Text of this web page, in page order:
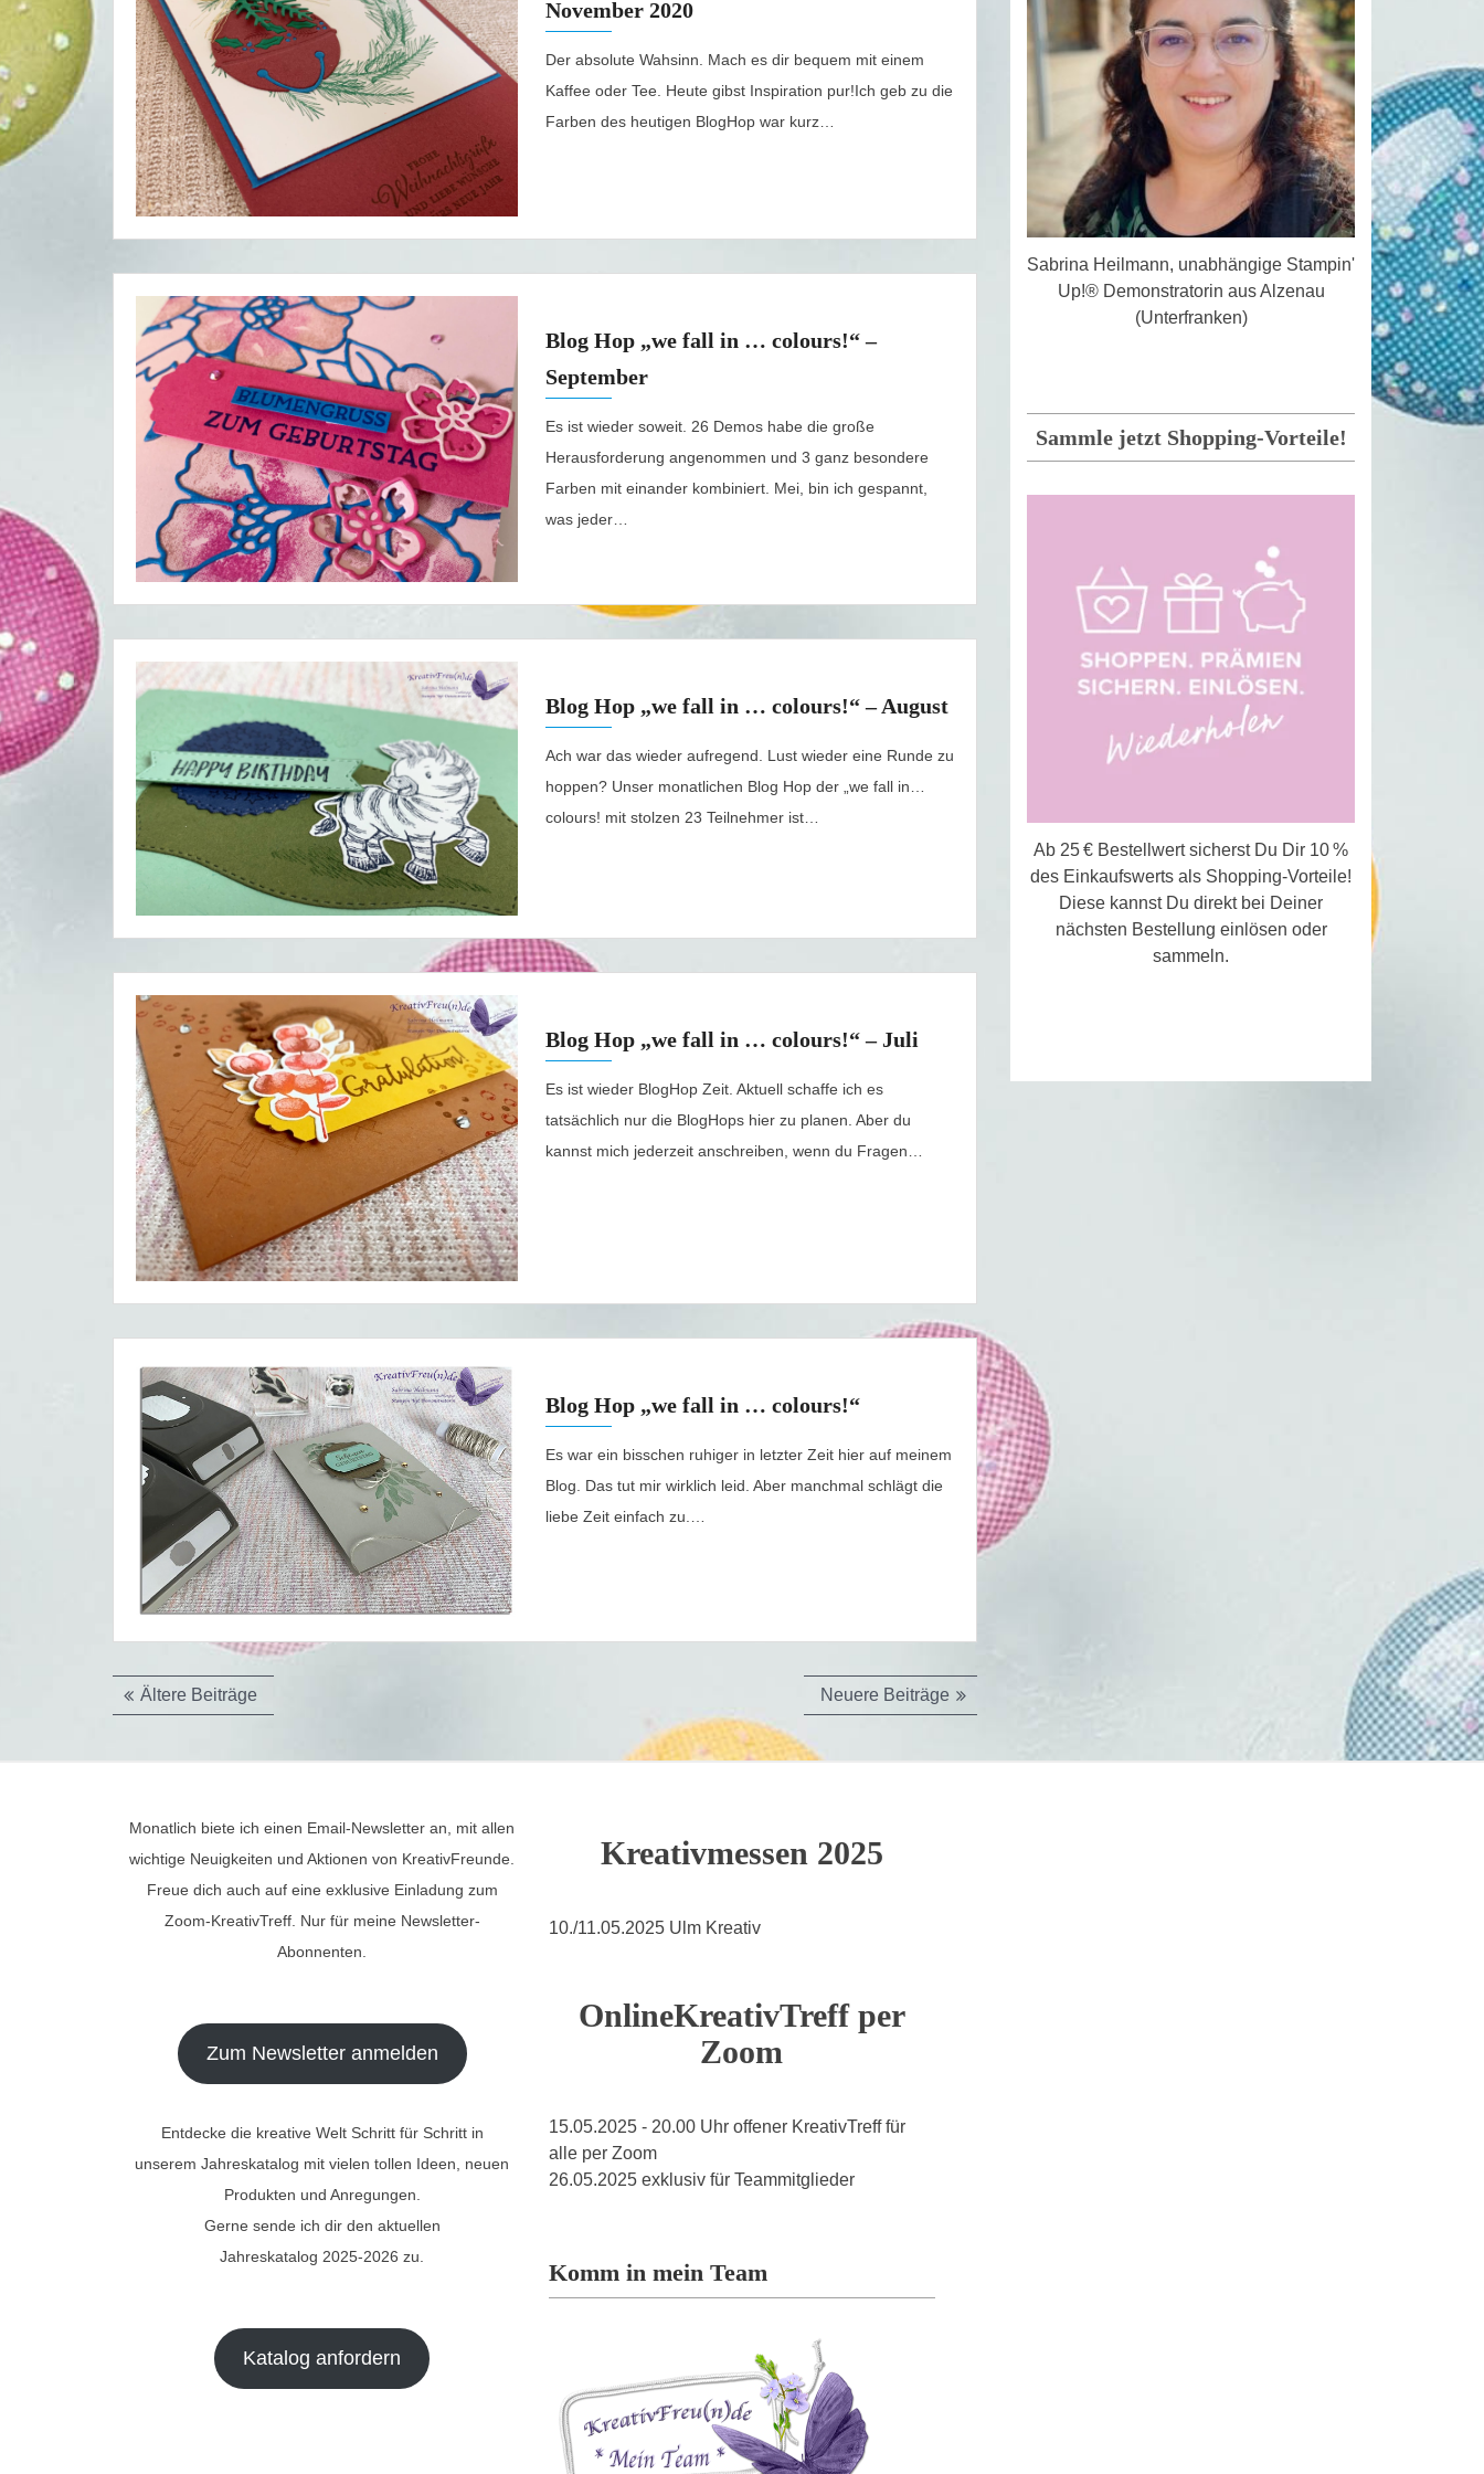
November 2020
Der absolute Wahsinn. Mach es dir bequem mit einem
Kaffee oder Tee. Heute gibst Inspiration pur!Ich geb zu die
Farben des heutigen BlogHop war kurz…
Blog Hop „we fall in … colours!“ –
September
Es ist wieder soweit. 26 Demos habe die große
Herausforderung angenommen und 3 ganz besondere
Farben mit einander kombiniert. Mei, bin ich gespannt,
was jeder…
Blog Hop „we fall in … colours!“ – August
Ach war das wieder aufregend. Lust wieder eine Runde zu
hoppen? Unser monatlichen Blog Hop der „we fall in…
colours! mit stolzen 23 Teilnehmer ist…
Blog Hop „we fall in … colours!“ – Juli
Es ist wieder BlogHop Zeit. Aktuell schaffe ich es
tatsächlich nur die BlogHops hier zu planen. Aber du
kannst mich jederzeit anschreiben, wenn du Fragen…
Blog Hop „we fall in … colours!“
Es war ein bisschen ruhiger in letzter Zeit hier auf meinem
Blog. Das tut mir wirklich leid. Aber manchmal schlägt die
liebe Zeit einfach zu.…
Beitragsnavigation
Ältere Beiträge Neuere Beiträge
Sabrina Heilmann, unabhängige Stampin'
Up!® Demonstratorin aus Alzenau
(Unterfranken)
Sammle jetzt Shopping-Vorteile!
Ab 25 € Bestellwert sicherst Du Dir 10 %
des Einkaufswerts als Shopping-Vorteile!
Diese kannst Du direkt bei Deiner
nächsten Bestellung einlösen oder
sammeln.
Monatlich biete ich einen Email-Newsletter an, mit allen
wichtige Neuigkeiten und Aktionen von KreativFreunde.
Freue dich auch auf eine exklusive Einladung zum
Zoom-KreativTreff. Nur für meine Newsletter-
Abonnenten.
Zum Newsletter anmelden
Entdecke die kreative Welt Schritt für Schritt in
unserem Jahreskatalog mit vielen tollen Ideen, neuen
Produkten und Anregungen.
Gerne sende ich dir den aktuellen
Jahreskatalog 2025-2026 zu.
Katalog anfordern
Kreativmessen 2025
10./11.05.2025 Ulm Kreativ
OnlineKreativTreff per
Zoom
15.05.2025 - 20.00 Uhr offener KreativTreff für
alle per Zoom
26.05.2025 exklusiv für Teammitglieder
Komm in mein Team